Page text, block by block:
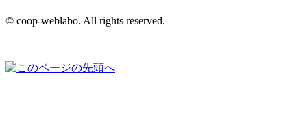
© coop-weblabo. All rights reserved.